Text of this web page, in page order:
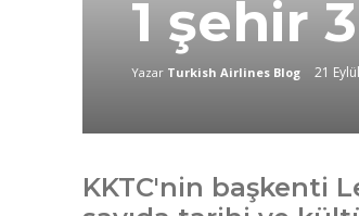
1 şehir
Yazar Turkish Airlines Blog 21
KKTC'nin başkenti